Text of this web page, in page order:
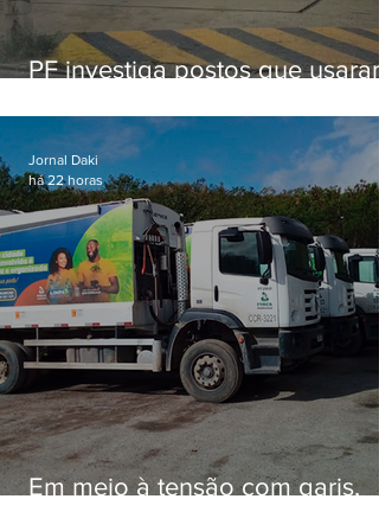
PF investiga postos que usaram
secretário morto em 2020
Em meio à tensão com garis,
Jornal Daki
há 22 horas